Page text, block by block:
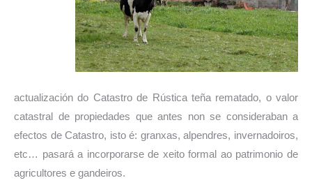
actualización do Catastro de Rústica teña rematado, o valor
catastral de propiedades que antes non se consideraban a
efectos de Catastro, isto é: granxas, alpendres, invernadoiros,
etc… pasará a incorporarse de xeito formal ao patrimonio de
agricultores e gandeiros.